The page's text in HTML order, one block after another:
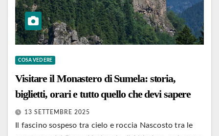
COSA VEDERE
Visitare il Monastero di Sumela: storia,
biglietti, orari e tutto quello che devi sapere
13 SETTEMBRE 2025
Il fascino sospeso tra cielo e roccia Nascosto tra le